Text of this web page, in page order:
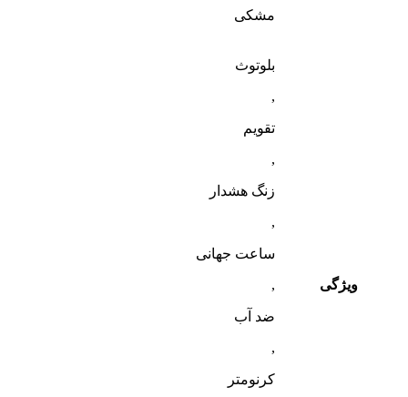
مشکی
ویژگی
بلوتوث
,
تقویم
,
زنگ هشدار
,
ساعت جهانی
,
ضد آب
,
کرنومتر